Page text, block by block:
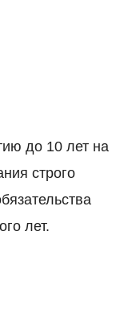
до 10 лет на
строго
лет.